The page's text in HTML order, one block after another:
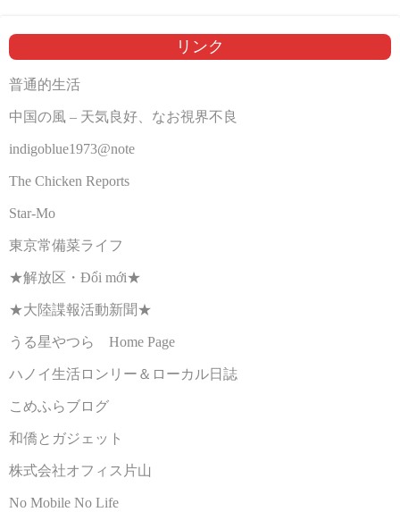
リンク
普通的生活
中国の風 – 天気良好、なお視界不良
indigoblue1973@note
The Chicken Reports
Star-Mo
東京常備菜ライフ
★解放区・Đổi mới★
★大陸諜報活動新聞★
うる星やつら Home Page
ハノイ生活ロンリー＆ローカル日誌
こめふらブログ
和僑とガジェット
株式会社オフィス片山
No Mobile No Life